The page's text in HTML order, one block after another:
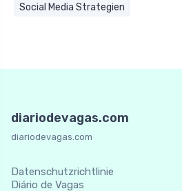
Social Media Strategien
diariodevagas.com
diariodevagas.com
Datenschutzrichtlinie
Diário de Vagas